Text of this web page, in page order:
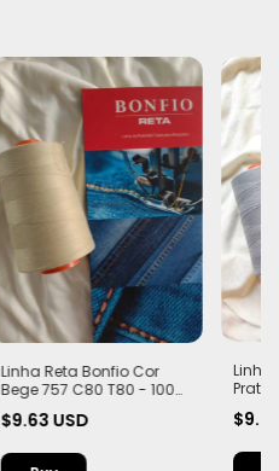
Linha Reta Bonfio Cor
Bege 757 C80 T80 - 100%
com 5000m
$9.63 USD
Linha
Prata
com